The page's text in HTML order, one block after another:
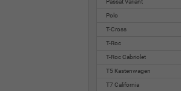
Passat Variant
Polo
T-Cross
T-Roc
T-Roc Cabriolet
T5 Kastenwagen
T7 California